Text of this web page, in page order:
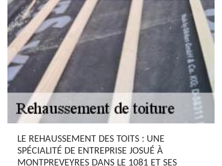
LE REHAUSSEMENT DES TOITS : UNE
SPÉCIALITÉ DE ENTREPRISE JOSUÉ À
MONTPREVEYRES DANS LE 1081 ET SES